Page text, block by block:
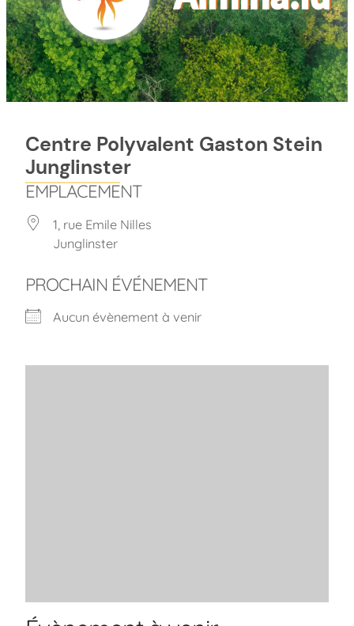
Centre Polyvalent Gaston Stein
Junglinster
EMPLACEMENT
1, rue Emile Nilles
Junglinster
PROCHAIN ÉVÉNEMENT
Aucun évènement à venir